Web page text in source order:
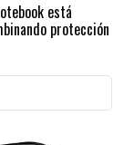
está
protección